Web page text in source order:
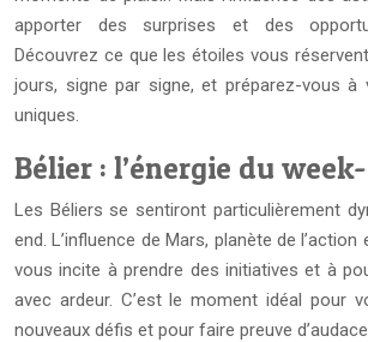
apporter des surprises et des
Découvrez ce que les étoiles vous
jours, signe par signe, et préparez-vous à
uniques.
Bélier : l’énergie du
Les Béliers se sentiront particulièrement
end. L’influence de Mars, planète de
vous incite à prendre des initiatives et à
avec ardeur. C’est le moment idéal pour
nouveaux défis et pour faire preuve